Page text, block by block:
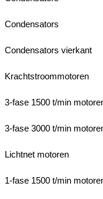
Condensators
Condensators vierkant
Krachtstroommotoren
3-fase 1500 t/min
3-fase 3000 t/min
Lichtnet motoren
1-fase 1500 t/min